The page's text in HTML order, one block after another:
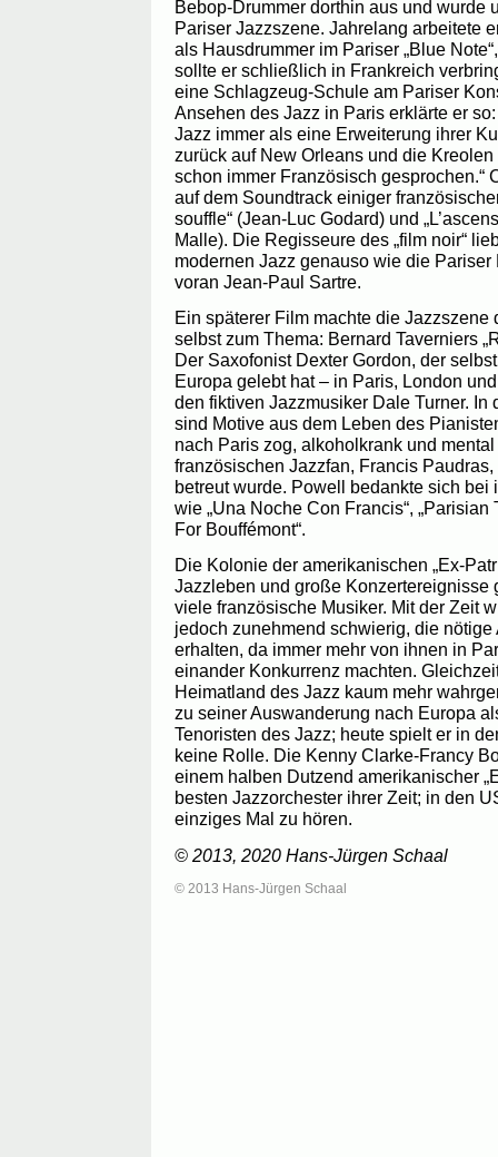
Bebop-Drummer dorthin aus und wurde
Pariser Jazzszene. Jahrelang arbeitete
als Hausdrummer im Pariser „Blue
sollte er schließlich in Frankreich
eine Schlagzeug-Schule am Pariser
Ansehen des Jazz in Paris erklärte er
Jazz immer als eine Erweiterung ihrer
zurück auf New Orleans und die
schon immer Französisch gesprochen.“
auf dem Soundtrack einiger
souffle“ (Jean-Luc Godard) und
Malle). Die Regisseure des „film noir“
modernen Jazz genauso wie die
voran Jean-Paul Sartre.
Ein späterer Film machte die Jazzszene
selbst zum Thema: Bernard Taverniers
Der Saxofonist Dexter Gordon, der
Europa gelebt hat – in Paris, London
den fiktiven Jazzmusiker Dale Turner.
sind Motive aus dem Leben des
nach Paris zog, alkoholkrank und
französischen Jazzfan, Francis
betreut wurde. Powell bedankte sich bei
wie „Una Noche Con Francis“, „Parisian
For Bouffémont“.
Die Kolonie der amerikanischen „Ex-
Jazzleben und große Konzertereignisse
viele französische Musiker. Mit der Zeit
jedoch zunehmend schwierig, die nötige
erhalten, da immer mehr von ihnen in
einander Konkurrenz machten.
Heimatland des Jazz kaum mehr
zu seiner Auswanderung nach Europa
Tenoristen des Jazz; heute spielt er in
keine Rolle. Die Kenny Clarke-Francy
einem halben Dutzend amerikanischer
besten Jazzorchester ihrer Zeit; in den
einziges Mal zu hören.
© 2013, 2020 Hans-Jürgen Schaal
© 2013 Hans-Jürgen Schaal